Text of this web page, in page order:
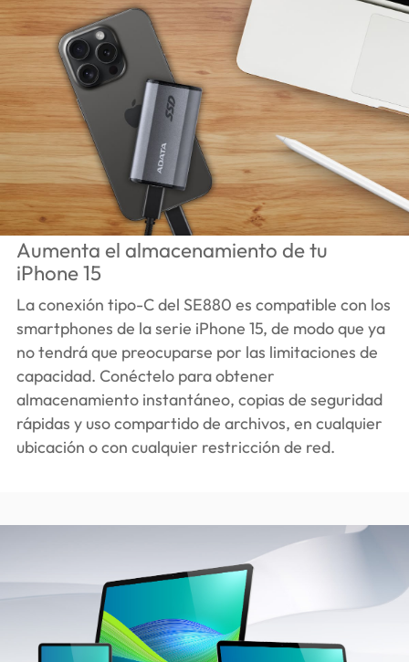
Aumenta el almacenamiento de tu
iPhone 15
La conexión tipo-C del SE880 es compatible con los
smartphones de la serie iPhone 15, de modo que ya
no tendrá que preocuparse por las limitaciones de
capacidad. Conéctelo para obtener
almacenamiento instantáneo, copias de seguridad
rápidas y uso compartido de archivos, en cualquier
ubicación o con cualquier restricción de red.